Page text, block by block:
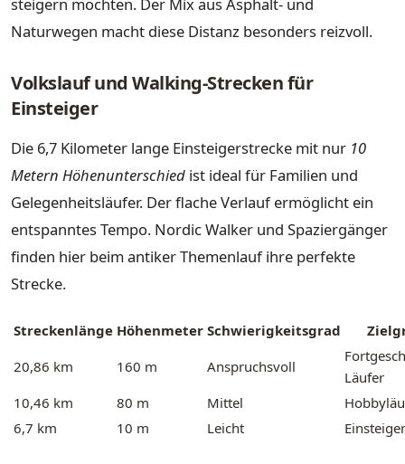
Naturwegen macht diese Distanz besonders reizvoll.
Volkslauf und Walking-Strecken für
Einsteiger
Die 6,7 Kilometer lange Einsteigerstrecke mit nur 10
Metern Höhenunterschied ist ideal für Familien und
Gelegenheitsläufer. Der flache Verlauf ermöglicht ein
entspanntes Tempo. Nordic Walker und Spaziergänger
finden hier beim antiker Themenlauf ihre perfekte
Strecke.
Streckenlänge Höhenmeter Schwierigkeitsgrad
20,86 km
160 m Anspruchsvoll
Läufer
10,46 km
80 m Mittel
6,7 km
10 m Leicht